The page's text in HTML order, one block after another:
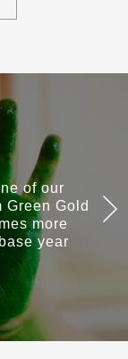
of our
Green Gold
more
year